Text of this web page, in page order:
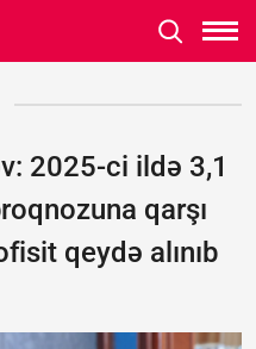
2025-ci ildə 3,1
qarşı
qeydə alınıb